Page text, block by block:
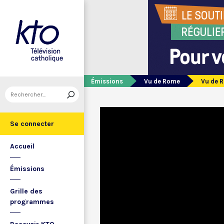
Se connecter
Accueil
Émissions
Grille des
programmes
Émissions Vu de Rome Vu de